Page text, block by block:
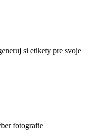
si etikety pre svoje
fotografie